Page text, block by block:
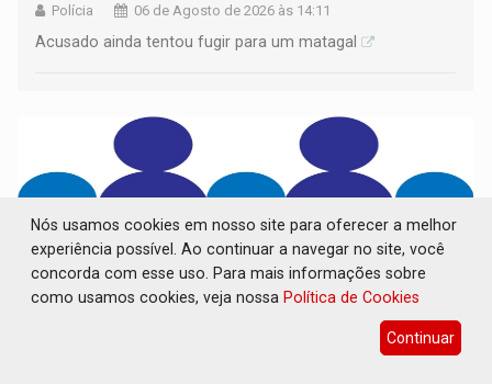
Polícia 06 de Agosto de 2026 às 14:11
Acusado ainda tentou fugir para um matagal
Nós usamos cookies em nosso site para oferecer a melhor
experiência possível. Ao continuar a navegar no site, você
concorda com esse uso. Para mais informações sobre
como usamos cookies, veja nossa Política de Cookies
Continuar